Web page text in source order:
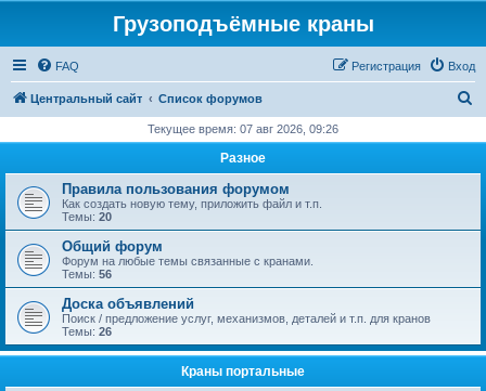
Грузоподъёмные краны
FAQ Вход
Регистрация
Центральный сайт Список форумов
с
Текущее время: 07 авг 2026, 09:26
Разное
Правила пользования форумом
Как создать новую тему, приложить файл и т.п.
Темы: 20
Общий форум
Форум на любые темы связанные с кранами.
Темы: 56
Доска объявлений
Поиск / предложение услуг, механизмов, деталей и т.п. для кранов
Темы: 26
Краны портальные